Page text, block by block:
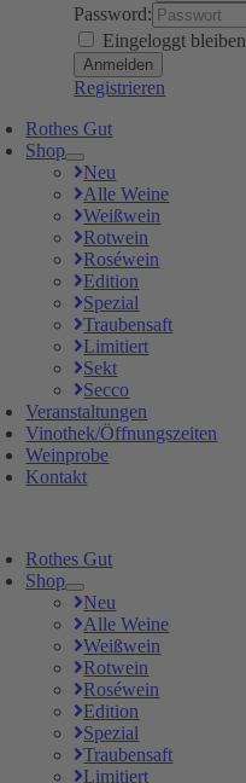
Password:
Eingeloggt bleiben
Registrieren
Rothes Gut
Shop
Neu
Alle Weine
Weißwein
Rotwein
Roséwein
Edition
Spezial
Traubensaft
Limitiert
Sekt
Secco
Veranstaltungen
Vinothek/Öffnungszeiten
Weinprobe
Kontakt
Rothes Gut
Shop
Neu
Alle Weine
Weißwein
Rotwein
Roséwein
Edition
Spezial
Traubensaft
Limitiert